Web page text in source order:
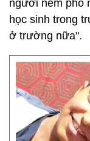
người ném pho
học sinh trong
ở trường nữa".